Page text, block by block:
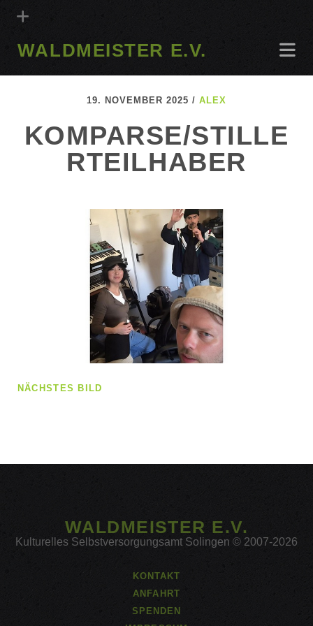
WALDMEISTER E.V.
19. NOVEMBER 2025 /ALEX
KOMPARSE/STILLE
RTEILHABER
NÄCHSTES BILD
WALDMEISTER E.V.
Kulturelles Selbstversorgungsamt Solingen © 2007-2026
KONTAKT
ANFAHRT
SPENDEN